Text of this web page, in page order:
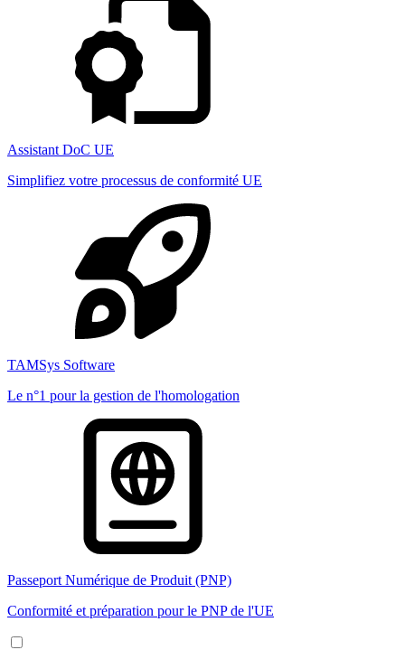
Assistant DoC UE
Simplifiez votre processus de conformité UE
TAMSys Software
Le n°1 pour la gestion de l'homologation
Passeport Numérique de Produit (PNP)
Conformité et préparation pour le PNP de l'UE